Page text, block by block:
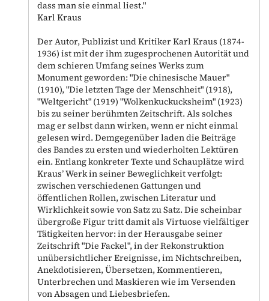
dass man sie einmal liest."
Karl Kraus
Der Autor, Publizist und Kritiker Karl Kraus (1874-
1936) ist mit der ihm zugesprochenen Autorität und
dem schieren Umfang seines Werks zum
Monument geworden: "Die chinesische Mauer"
(1910), "Die letzten Tage der Menschheit" (1918),
"Weltgericht" (1919) "Wolkenkuckucksheim" (1923)
bis zu seiner berühmten Zeitschrift. Als solches
mag er selbst dann wirken, wenn er nicht einmal
gelesen wird. Demgegenüber laden die Beiträge
des Bandes zu ersten und wiederholten Lektüren
ein. Entlang konkreter Texte und Schauplätze wird
Kraus’ Werk in seiner Beweglichkeit verfolgt:
zwischen verschiedenen Gattungen und
öffentlichen Rollen, zwischen Literatur und
Wirklichkeit sowie von Satz zu Satz. Die scheinbar
übergroße Figur tritt damit als Virtuose vielfältiger
Tätigkeiten hervor: in der Herausgabe seiner
Zeitschrift "Die Fackel", in der Rekonstruktion
unübersichtlicher Ereignisse, im Nichtschreiben,
Anekdotisieren, Übersetzen, Kommentieren,
Unterbrechen und Maskieren wie im Versenden
von Absagen und Liebesbriefen.